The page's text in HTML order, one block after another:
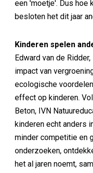
een 'moetje'. Dus hoe
besloten het dit jaar
Kinderen spelen
Edward van de
impact van
ecologische
effect op kinderen.
Beton, IVN
kinderen echt anders
minder competitie en
onderzoeken,
het al jaren noemt,